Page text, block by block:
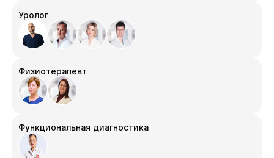
Уролог
Физиотерапевт
Функциональная диагностика